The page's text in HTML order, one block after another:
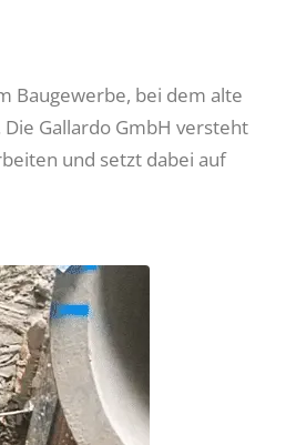
Baugewerbe, bei dem alte
Gallardo GmbH versteht
und setzt dabei auf